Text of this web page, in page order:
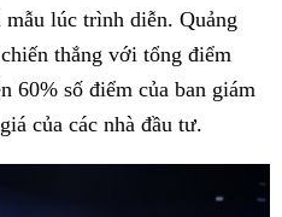
lúc trình diễn. Quảng
thắng với tổng điểm
60% số điểm của ban giám
của các nhà đầu tư.